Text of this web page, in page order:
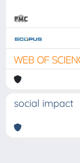
social impact